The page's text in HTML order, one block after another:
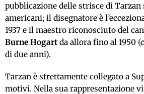
pubblicazione delle strisce di
americani; il disegnatore è
1937 e il maestro riconosciuto del
Burne Hogart da allora fino al 1950
di due anni).
Tarzan è strettamente collegato a
motivi. Nella sua rappresentazione